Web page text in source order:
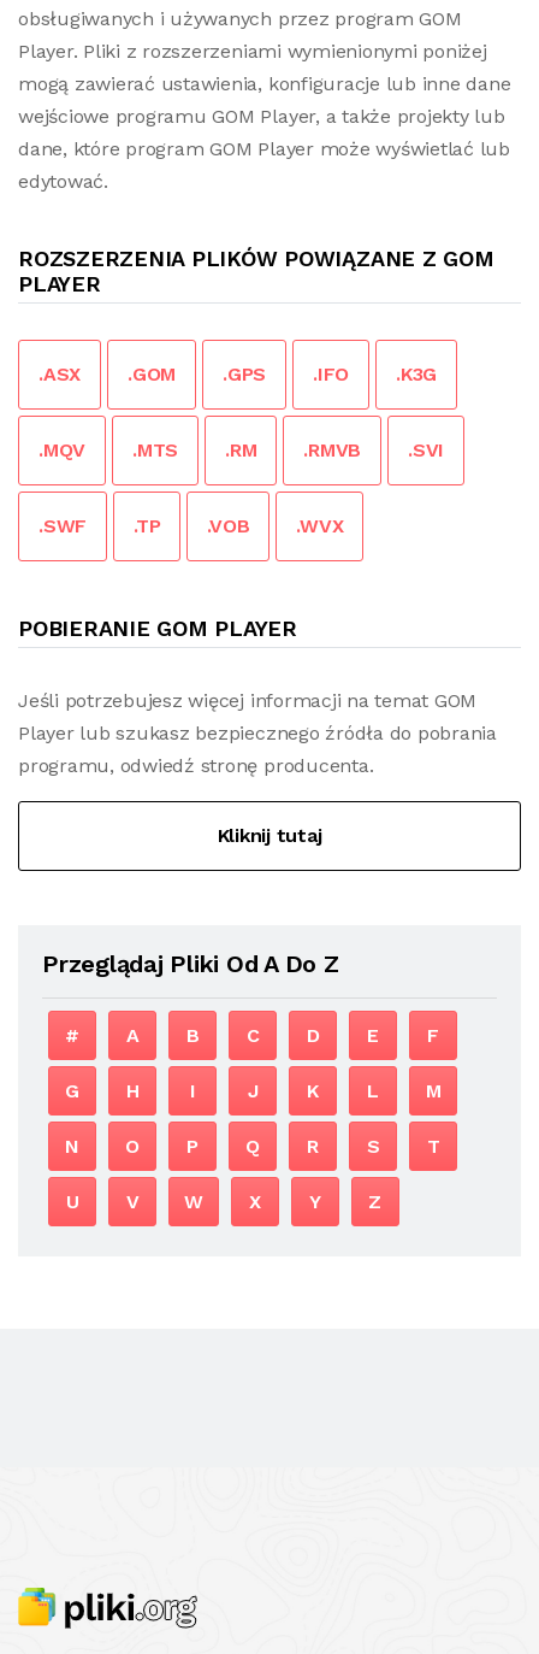
obsługiwanych i używanych przez program GOM
Player. Pliki z rozszerzeniami wymienionymi poniżej
mogą zawierać ustawienia, konfiguracje lub inne dane
wejściowe programu GOM Player, a także projekty lub
dane, które program GOM Player może wyświetlać lub
edytować.
ROZSZERZENIA PLIKÓW POWIĄZANE Z GOM
PLAYER
.ASX .GOM .GPS .IFO .K3G
.MQV .MTS .RM .RMVB .SVI
.SWF .TP .VOB .WVX
POBIERANIE GOM PLAYER
Jeśli potrzebujesz więcej informacji na temat GOM
Player lub szukasz bezpiecznego źródła do pobrania
programu, odwiedź stronę producenta.
Kliknij tutaj
Przeglądaj Pliki Od A Do Z
# A B C D E F
G H I J K L M
N O P Q R S T
U V W X Y Z